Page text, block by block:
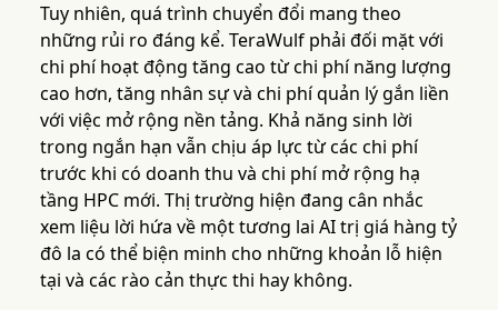
Tuy nhiên, quá trình chuyển đổi mang theo
những rủi ro đáng kể. TeraWulf phải đối mặt với
chi phí hoạt động tăng cao từ chi phí năng lượng
cao hơn, tăng nhân sự và chi phí quản lý gắn liền
với việc mở rộng nền tảng. Khả năng sinh lời
trong ngắn hạn vẫn chịu áp lực từ các chi phí
trước khi có doanh thu và chi phí mở rộng hạ
tầng HPC mới. Thị trường hiện đang cân nhắc
xem liệu lời hứa về một tương lai AI trị giá hàng tỷ
đô la có thể biện minh cho những khoản lỗ hiện
tại và các rào cản thực thi hay không.